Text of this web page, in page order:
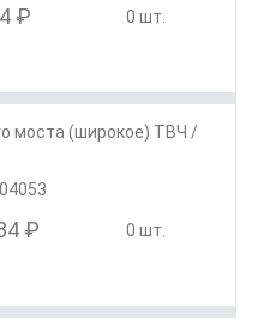
₽ 0 шт.
моста (широкое) ТВЧ /
₽ 0 шт.